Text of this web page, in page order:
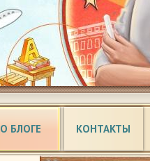
О БЛОГЕ КОНТАКТЫ